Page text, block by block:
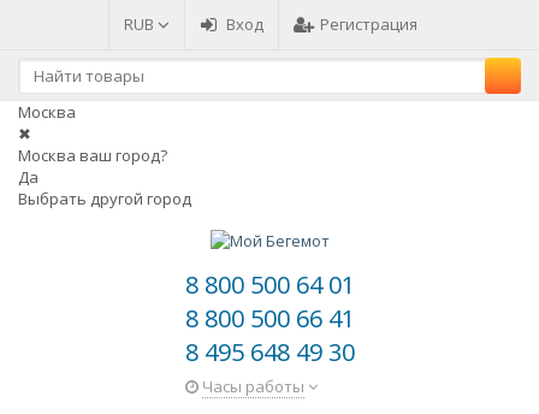
RUB Вход Регистрация
Москва
✖
Москва ваш город?
Да
Выбрать другой город
8 800 500 64 01
8 800 500 66 41
8 495 648 49 30
Часы работы